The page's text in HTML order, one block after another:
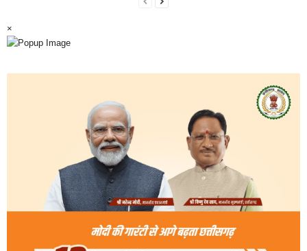
×